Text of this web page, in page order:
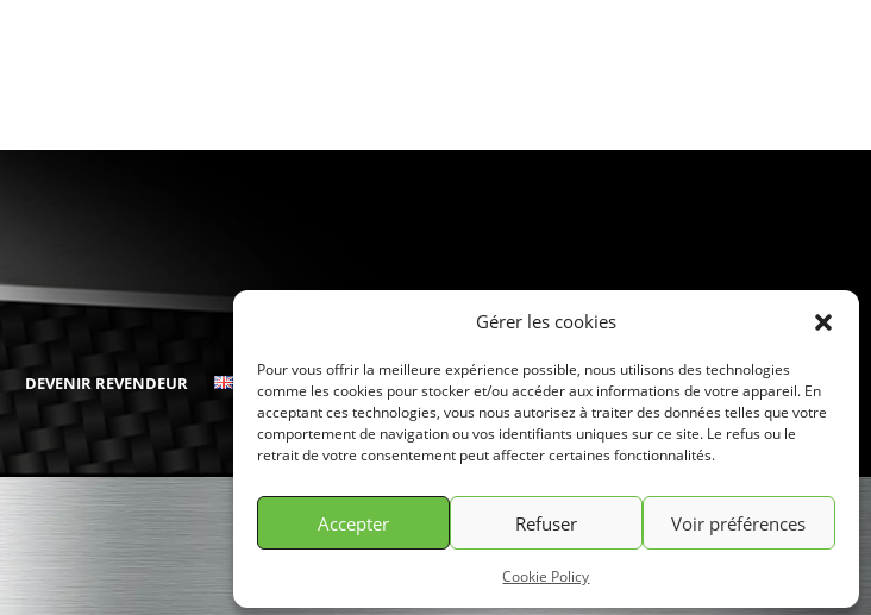
Gérer les cookies
Pour vous offrir la meilleure expérience possible, nous utilisons des technologies
comme les cookies pour stocker et/ou accéder aux informations de votre appareil. En
acceptant ces technologies, vous nous autorisez à traiter des données telles que votre
comportement de navigation ou vos identifiants uniques sur ce site. Le refus ou le
retrait de votre consentement peut affecter certaines fonctionnalités.
Accepter Refuser Voir préférences
Cookie Policy
DEVENIR REVENDEUR